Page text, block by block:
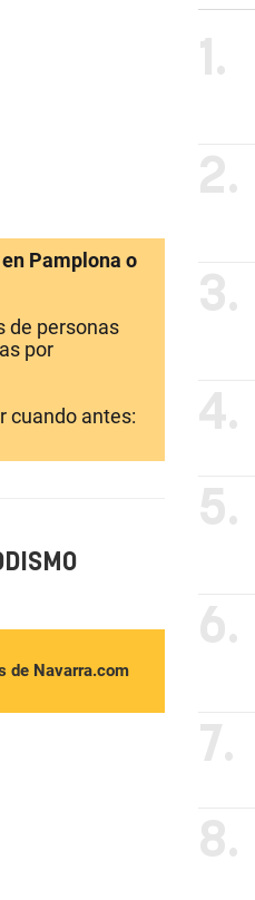
Pamplona o
de personas
por
cuando antes:
de Navarra.com
1.
2.
3.
4.
5.
6.
7.
8.